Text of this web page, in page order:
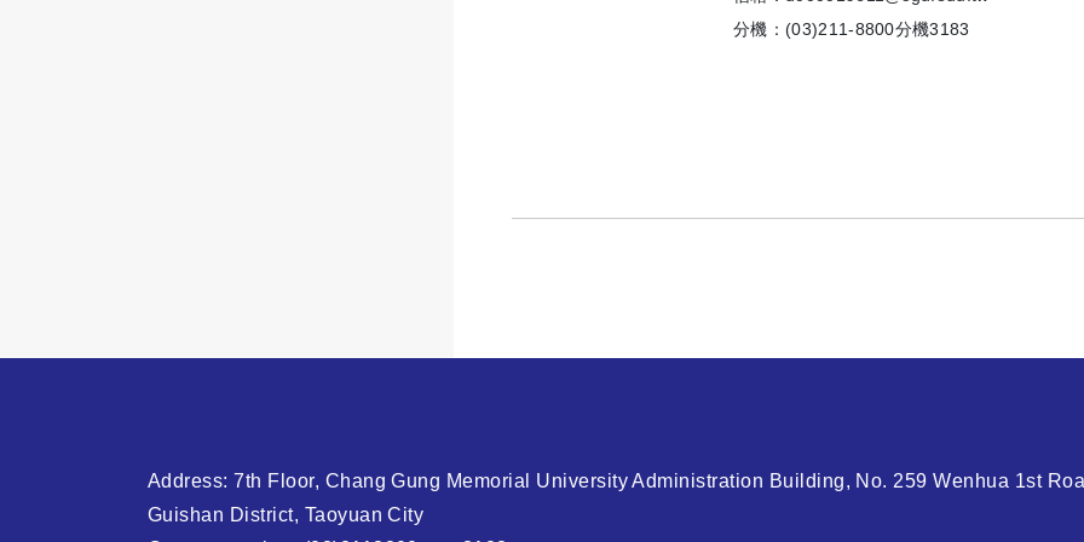
分機：(03)211-8800分機3183
Address: 7th Floor, Chang Gung Memorial University Administration Building, No. 259 Wenhua 1st
Guishan District, Taoyuan City